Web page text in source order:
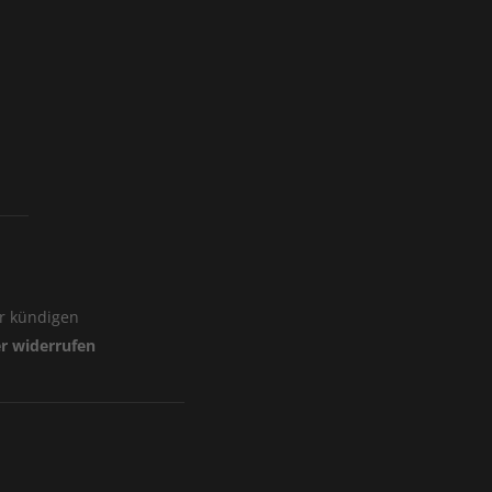
kündigen
widerrufen